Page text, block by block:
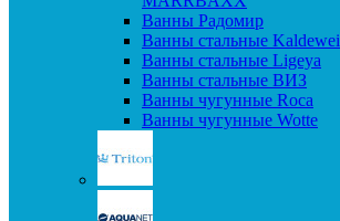
Ванны Радомир
Ванны стальные Kaldewei
Ванны стальные Ligeya
Ванны стальные ВИЗ
Ванны чугунные Roca
Ванны чугунные Wotte